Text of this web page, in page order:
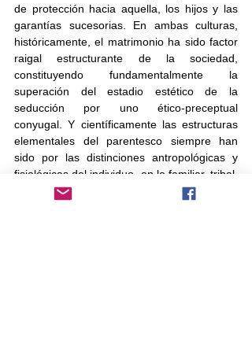
de protección hacia aquella, los hijos y las
garantías sucesorias. En ambas culturas,
históricamente, el matrimonio ha sido factor
raigal estructurante de la sociedad,
constituyendo fundamentalmente la
superación del estadio estético de la
seducción por uno ético-preceptual
conyugal. Y científicamente las estructuras
elementales del parentesco siempre han
sido por las distinciones antropológicas y
fisiológicas del individuo, en lo familiar, tribal,
social, popular y nacional.